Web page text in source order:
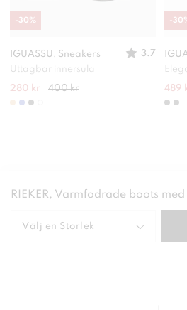
IGUASSU, Sneakers
3.7
Uttagbar innersula
280 kr 400 kr
-30%
489
-30
RIEKER, Varmfodrade boots
Välj en Storlek